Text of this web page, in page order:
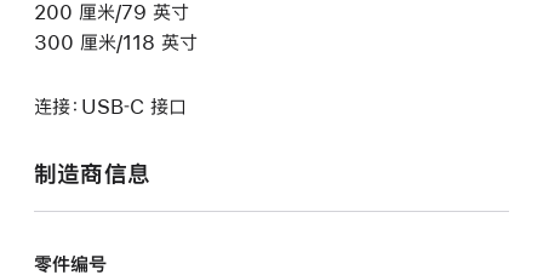
200 厘米/79 英寸
300 厘米/118 英寸
连接：USB‑C 接口
制造商信息
零件编号